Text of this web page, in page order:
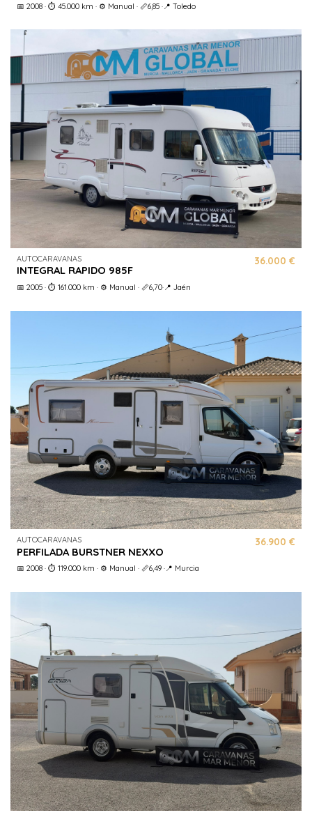
📅 2008 · ⏱️ 45.000 km · ⚙️ Manual · 📏6,85 ·📍 Toledo
AUTOCARAVANAS
INTEGRAL RAPIDO 985F
36.000 €
📅 2005 · ⏱️ 161.000 km · ⚙️ Manual · 📏6,70·📍 Jaén
AUTOCARAVANAS
PERFILADA BURSTNER NEXXO
36.900 €
📅 2008 · ⏱️ 119.000 km · ⚙️ Manual · 📏6,49 ·📍 Murcia